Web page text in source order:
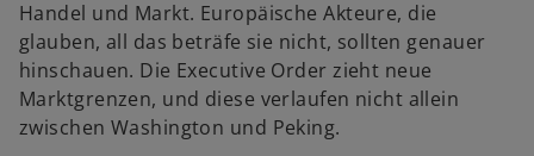
g
e
ö
f
f
a
r
t
e
Handel und Markt. Europäische Akteure, die
glauben, all das beträfe sie nicht, sollten genauer
hinschauen. Die Executive Order zieht neue
Marktgrenzen, und diese verlaufen nicht allein
zwischen Washington und Peking.